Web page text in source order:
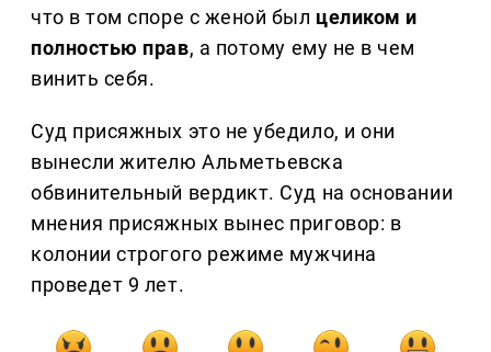
что в том споре с женой был целиком и
полностью прав, а потому ему не в чем
винить себя.
Суд присяжных это не убедило, и они
вынесли жителю Альметьевска
обвинительный вердикт. Суд на основании
мнения присяжных вынес приговор: в
колонии строгого режиме мужчина
проведет 9 лет.